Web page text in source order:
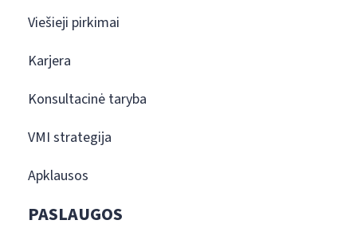
Viešieji pirkimai
Karjera
Konsultacinė taryba
VMI strategija
Apklausos
PASLAUGOS